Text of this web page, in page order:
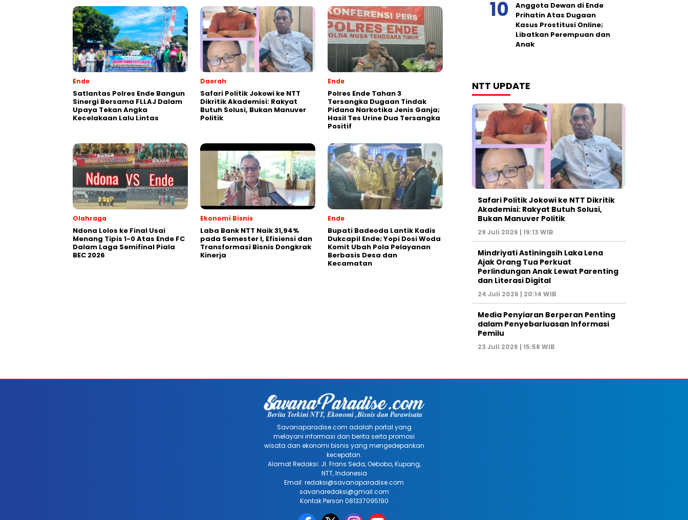
Ende
Satlantas Polres Ende Bangun
Sinergi Bersama FLLAJ Dalam
Upaya Tekan Angka
Kecelakaan Lalu Lintas
Daerah
Safari Politik Jokowi ke NTT
Dikritik Akademisi: Rakyat
Butuh Solusi, Bukan Manuver
Politik
Ende
Polres Ende Tahan 3
Tersangka Dugaan Tindak
Pidana Narkotika Jenis Ganja;
Hasil Tes Urine Dua Tersangka
Positif
Olahraga
Ndona Lolos ke Final Usai
Menang Tipis 1-0 Atas Ende FC
Dalam Laga Semifinal Piala
BEC 2026
Ekonomi Bisnis
Laba Bank NTT Naik 31,94%
pada Semester I, Efisiensi dan
Transformasi Bisnis Dongkrak
Kinerja
Ende
Bupati Badeoda Lantik Kadis
Dukcapil Ende; Yopi Dosi Woda
Komit Ubah Pola Pelayanan
Berbasis Desa dan
Kecamatan
Anggota Dewan di Ende
Prihatin Atas Dugaan
Kasus Prostitusi Online;
Libatkan Perempuan dan
Anak
NTT UPDATE
Safari Politik Jokowi ke NTT Dikritik
Akademisi: Rakyat Butuh Solusi,
Bukan Manuver Politik
29 Juli 2026 | 19:13 WIB
Mindriyati Astiningsih Laka Lena
Ajak Orang Tua Perkuat
Perlindungan Anak Lewat Parenting
dan Literasi Digital
24 Juli 2026 | 20:14 WIB
Media Penyiaran Berperan Penting
dalam Penyebarluasan Informasi
Pemilu
23 Juli 2026 | 15:58 WIB
Savanaparadise.com adalah portal yang
melayani informasi dan berita serta promosi
wisata dan ekonomi bisnis yang mengedepankan
kecepatan.
Alamat Redaksi: Jl. Frans Seda, Oebobo, Kupang,
NTT, Indonesia
Email: redaksi@savanaparadise.com
savanaredaksi@gmail.com
Kontak Person 081337095190